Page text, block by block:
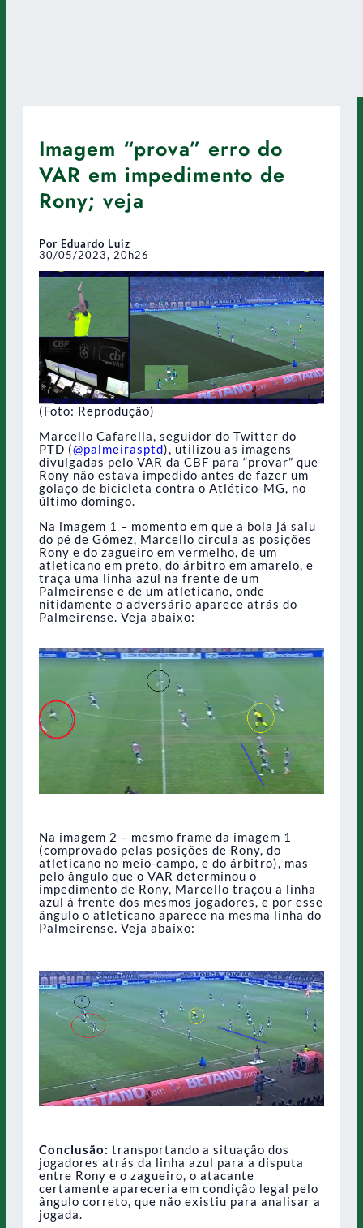
Imagem “prova” erro do
VAR em impedimento de
Rony; veja
Por Eduardo Luiz
30/05/2023, 20h26
(Foto: Reprodução)
Marcello Cafarella, seguidor do Twitter do
PTD (@palmeirasptd), utilizou as imagens
divulgadas pelo VAR da CBF para “provar” que
Rony não estava impedido antes de fazer um
golaço de bicicleta contra o Atlético-MG, no
último domingo.
Na imagem 1 – momento em que a bola já saiu
do pé de Gómez, Marcello circula as posições
Rony e do zagueiro em vermelho, de um
atleticano em preto, do árbitro em amarelo, e
traça uma linha azul na frente de um
Palmeirense e de um atleticano, onde
nitidamente o adversário aparece atrás do
Palmeirense. Veja abaixo:
Na imagem 2 – mesmo frame da imagem 1
(comprovado pelas posições de Rony, do
atleticano no meio-campo, e do árbitro), mas
pelo ângulo que o VAR determinou o
impedimento de Rony, Marcello traçou a linha
azul à frente dos mesmos jogadores, e por esse
ângulo o atleticano aparece na mesma linha do
Palmeirense. Veja abaixo:
Conclusão: transportando a situação dos
jogadores atrás da linha azul para a disputa
entre Rony e o zagueiro, o atacante
certamente apareceria em condição legal pelo
ângulo correto, que não existiu para analisar a
jogada.